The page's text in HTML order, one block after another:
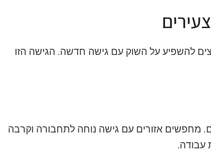
להשפיע על השוק עם גישה חדשה. הגישה הזו
מחפשים אזורים עם גישה נוחה לתחבורה וקרבה
עבודה.